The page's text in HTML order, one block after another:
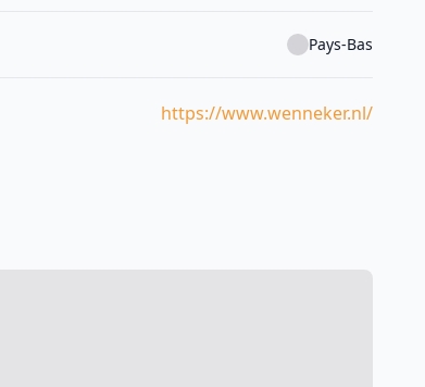
Pays-Bas
https://www.wenneker.nl/